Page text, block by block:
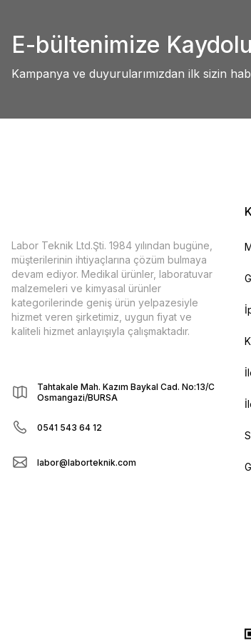
Ürün açıklamasında eksik bilgiler bulunuyor.
Ürün fiyatı diğer sitelerden daha pahalı.
Deneyimini Paylaş
E-bültenimize
Kampanya ve duyurularımızdan ilk sizin
Labor Teknik Ltd.Şti. 1984 yılından bugüne,
müşterilerinin ihtiyaçlarına çözüm bulmaya
devam ediyor. Medikal ürünler, laboratuvar
malzemeleri ve kimyasal ürünler
kategorilerinde geniş ürün yelpazesiyle
hizmet veren şirketimiz, uygun fiyat ve
kaliteli hizmet anlayışıyla çalışmaktadır.
Tahtakale Mah. Kazım Baykal Cad. No:13/C
Osmangazi/BURSA
0541 543 64 12
labor@laborteknik.com